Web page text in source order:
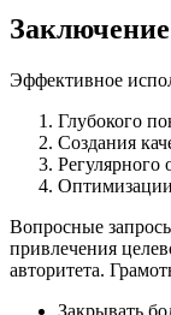
Заключение
Эффективное
Глубокого
Создания
Регулярного
Вопросные
привлечения
авторитета.